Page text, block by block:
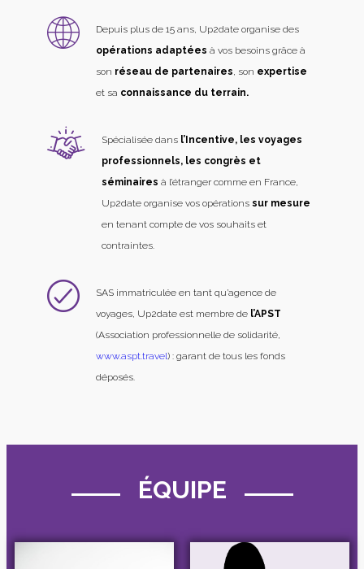
Depuis plus de 15 ans, Up2date organise des
opérations adaptées à vos besoins grâce à
son réseau de partenaires, son expertise
et sa connaissance du terrain.
Spécialisée dans l’Incentive, les voyages
professionnels, les congrès et
séminaires à l’étranger comme en France,
Up2date organise vos opérations sur mesure
en tenant compte de vos souhaits et
contraintes.
SAS immatriculée en tant qu’agence de
voyages, Up2date est membre de l’APST
(Association professionnelle de solidarité,
www.aspt.travel) : garant de tous les fonds
déposés.
ÉQUIPE